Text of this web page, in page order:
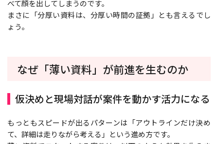
べて顔を出してしまうのです。
まさに「分厚い資料は、分厚い時間の証拠」とも言えるでし
ょう。
なぜ「薄い資料」が前進を生むのか
仮決めと現場対話が案件を動かす活力になる
もっともスピードが出るパターンは「アウトラインだけ決め
て、詳細は走りながら考える」という進め方です。